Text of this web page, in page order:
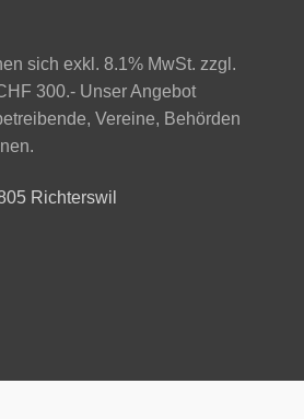
sich exkl. 8.1% MwSt. zzgl.
300.- Unser Angebot
Vereine, Behörden
Richterswil